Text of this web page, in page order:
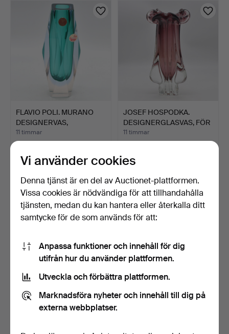
FLAVIO POLI. MURANO
DESIGNERVAS,
STUDIOGLA…
11 timmar
174 USD
JOSEF HOSPODKA.
DESIGNERGLASVAS, FÖR
CHŘIB…
11 timmar
WÜRTTEMBERGISCHE
METALLWARENFABRIKEN
(WMF)…
12 timmar
BAROVIER & TOSO.
MURANO GLASSKÅL, MED
Vi använder cookies
Denna tjänst är en del av Auctionet-plattformen.
Vissa cookies är nödvändiga för att tillhandahålla
tjänsten, medan du kan hantera eller återkalla ditt
samtycke för de som används för att:
Anpassa funktioner och innehåll för dig
utifrån hur du använder plattformen.
Utveckla och förbättra plattformen.
Marknadsföra nyheter och innehåll till dig på
externa webbplatser.